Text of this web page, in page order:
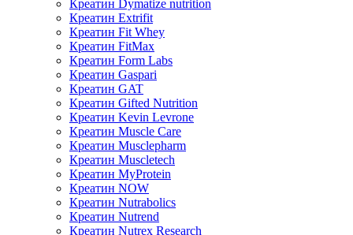
Креатин Dymatize nutrition
Креатин Extrifit
Креатин Fit Whey
Креатин FitMax
Креатин Form Labs
Креатин Gaspari
Креатин GAT
Креатин Gifted Nutrition
Креатин Kevin Levrone
Креатин Muscle Care
Креатин Musclepharm
Креатин Muscletech
Креатин MyProtein
Креатин NOW
Креатин Nutrabolics
Креатин Nutrend
Креатин Nutrex Research